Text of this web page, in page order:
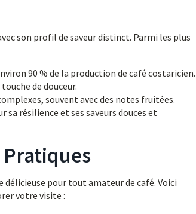
son profil de saveur distinct. Parmi les plus
90 % de la production de café costaricien.
de douceur.
souvent avec des notes fruitées.
sa résilience et ses saveurs douces et
pour tout amateur de café. Voici
votre visite :